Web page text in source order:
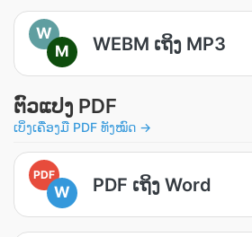
W
M
WEBM ເຖິງ MP3
ຕົວແປງ PDF
ເບິ່ງເຄື່ອງມື PDF ທັງໝົດ →
PDF
W PDF ເຖິງ Word